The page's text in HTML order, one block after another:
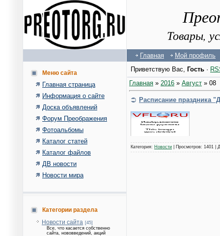
Товары,
Главная Мой профиль
Меню сайта
Главная страница
Информация о сайте
Доска объявлений
Форум Преображения
Фотоальбомы
Каталог статей
Каталог файлов
ДВ новости
Новости мира
Категории раздела
Новости сайта [45]
Все, что касается собственно
сайта, нововведений, акций
Приветствую Вас, Гость ·
Главная » 2016 » Август » 08
Расписание праздника
Категория: Новости | Просмотров: 1401 |